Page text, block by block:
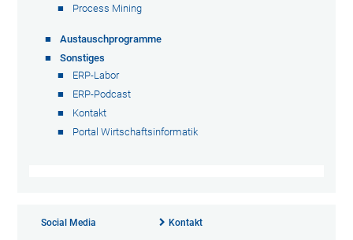
Process Mining
Austauschprogramme
Sonstiges
ERP-Labor
ERP-Podcast
Kontakt
Portal Wirtschaftsinformatik
Social Media Kontakt